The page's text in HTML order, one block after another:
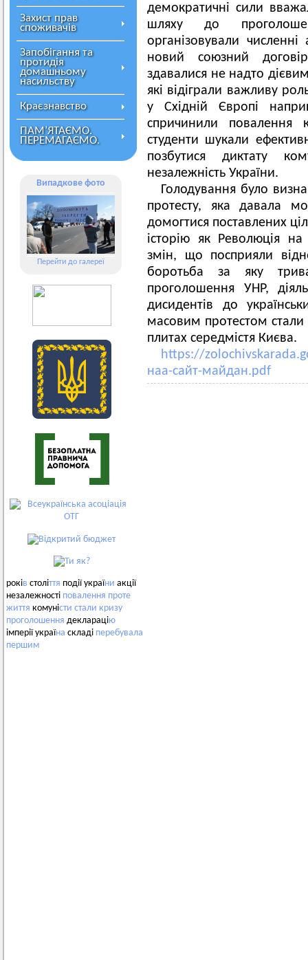
Захист прав
споживачів
Запобігання та
протидія
домашньому
насильству
Краєзнавство
ПАМ’ЯТАЄМО.
ПЕРЕМАГАЄМО.
Випадкове фото
Перейти до галереї
років століття події україни акції
незалежності повалення проте
життя комуністи стали кризу
проголошення декларацію
імперії україна складі перебувала
першим
демократичні сили
шляху до
організовували
новий союзний
здавалися не надто
які відіграли важливу
у Східній Європі
спричинили повалення
студенти шукали
позбутися диктату
незалежність України.
Голодування було
протесту, яка давала
домогтися поставлених
історію як Революція на
змін, що посприяли
боротьба за яку
проголошення УНР,
дисидентів до
масовим протестом стали
плитах середмістя Києва.
https://
наа-сайт-майдан.pdf